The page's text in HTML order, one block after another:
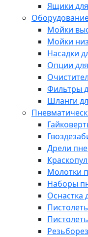
Ящики
Мойки
Мойки
Насадки
Опции
Фильтры
Шланги
Дрели
Молотки
Наборы
Оснастка